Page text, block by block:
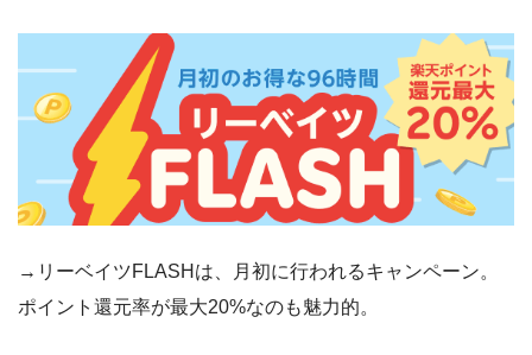
→リーベイツFLASHは、月初に行われるキャンペーン。
ポイント還元率が最大20%なのも魅力的。